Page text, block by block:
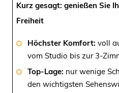
Kurz gesagt: genießen Sie
Freiheit
Höchster Komfort: voll
vom Studio bis zur 3-
Top-Lage: nur wenige
den wichtigsten